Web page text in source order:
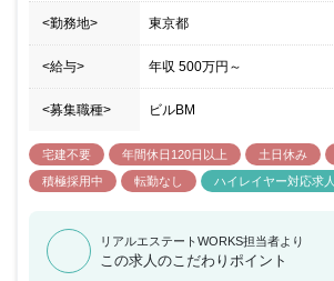
<勤務地> 東京都
<給与> 年収 500万円 ～
<募集職種> ビルBM
宅建不要 年間休日120日以上 土日休み
積極採用中
転勤なし ハイレイヤー対応求人
リアルエステートWORKS担当者より
この求人のこだわりポイント